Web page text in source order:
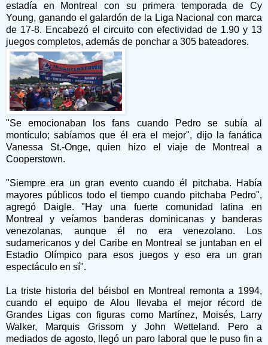
estadía en Montreal con su primera temporada de Cy
Young, ganando el galardón de la Liga Nacional con marca
de 17-8. Encabezó el circuito con efectividad de 1.90 y 13
juegos completos, además de ponchar a 305 bateadores.
"Se emocionaban los fans cuando Pedro se subía al
montículo; sabíamos que él era el mejor", dijo la fanática
Vanessa St.-Onge, quien hizo el viaje de Montreal a
Cooperstown.
"Siempre era un gran evento cuando él pitchaba. Había
mayores públicos todo el tiempo cuando pitchaba Pedro",
agregó Daigle. "Hay una fuerte comunidad latina en
Montreal y veíamos banderas dominicanas y banderas
venezolanas, aunque él no era venezolano. Los
sudamericanos y del Caribe en Montreal se juntaban en el
Estadio Olímpico para esos juegos y eso era un gran
espectáculo en sí".
La triste historia del béisbol en Montreal remonta a 1994,
cuando el equipo de Alou llevaba el mejor récord de
Grandes Ligas con figuras como Martínez, Moisés, Larry
Walker, Marquis Grissom y John Wetteland. Pero a
mediados de agosto, llegó un paro laboral que le puso fin a